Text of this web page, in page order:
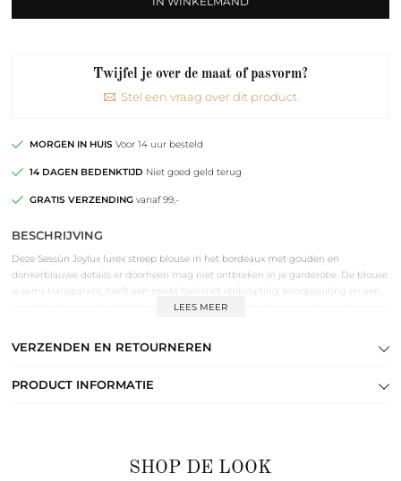
Twijfel je over de maat of pasvorm?
Stel een vraag over dit product
MORGEN IN HUIS Voor 14 uur besteld
14 DAGEN BEDENKTIJD Niet goed geld terug
GRATIS VERZENDINGvanaf 99,-
BESCHRIJVING
Deze Sessùn Joylux lurex streep blouse in het bordeaux met gouden en
donkerblauwe details er doorheen mag niet ontbreken in je garderobe. De blouse
is semi-transparant, heeft een ronde hals met striksluiting, knoopsluiting en een
normale pasvorm. Gemaakt van een zijde mix. Style de blouse op een wijde
LEES MEER
VERZENDEN EN RETOURNEREN
PRODUCT INFORMATIE
SHOP DE LOOK